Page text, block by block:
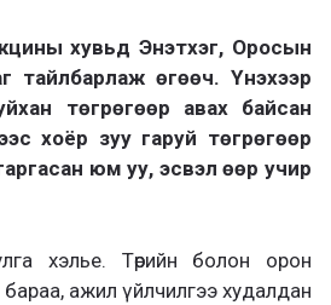
хувьд Энэтхэг, Оросын
тайлбарлаж өгөөч. Үнэхээр
төгрөгөөр авах байсан
хоёр зуу гаруй төгрөгөөр
юм уу, эсвэл өөр учир
хэлье. Төрийн болон орон
бараа, ажил үйлчилгээ худалдан